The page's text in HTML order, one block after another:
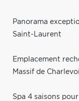
Panorama
Saint-Laurent
Emplacement
Massif de
Spa 4 saisons